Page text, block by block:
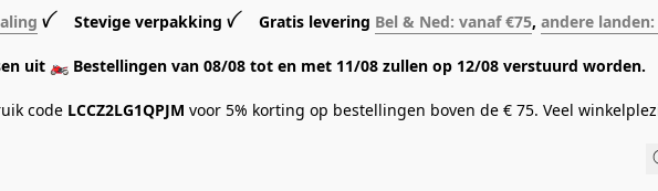
ꪜ Stevige verpakking ꪜ Gratis levering Bel & Ned: vanaf €75, andere
uit 🏍️ Bestellingen van 08/08 tot en met 11/08 zullen op 12/08 verstuurd worden.
code LCCZ2LG1QPJM voor 5% korting op bestellingen boven de € 75. Veel